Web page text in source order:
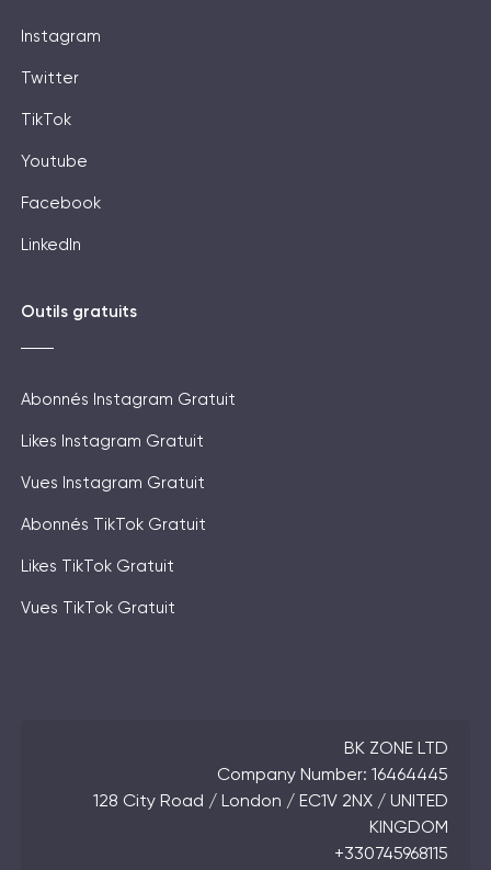
Instagram
Twitter
TikTok
Youtube
Facebook
LinkedIn
Outils gratuits
Abonnés Instagram Gratuit
Likes Instagram Gratuit
Vues Instagram Gratuit
Abonnés TikTok Gratuit
Likes TikTok Gratuit
Vues TikTok Gratuit
BK ZONE LTD
Company Number: 16464445
128 City Road / London / EC1V 2NX / UNITED
KINGDOM
+330745968115